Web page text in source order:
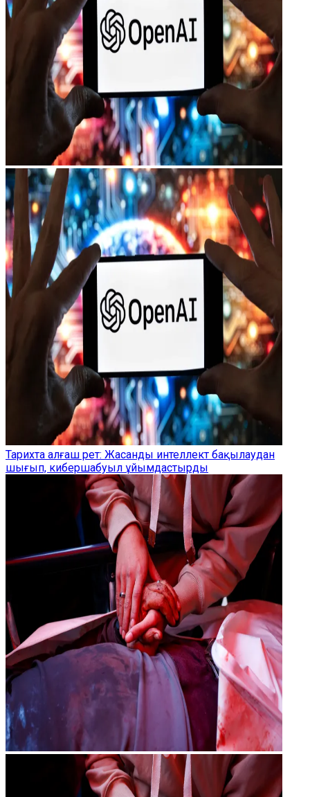
Тарихта алғаш рет: Жасанды интеллект бақылаудан
шығып, кибершабуыл ұйымдастырды